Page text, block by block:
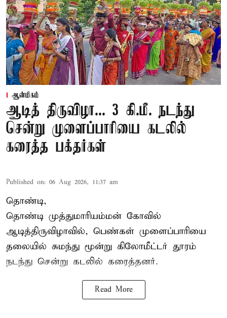
ஆன்மிகம்
ஆடித் திருவிழா... 3 கி.மீ. நடந்து
சென்று முளைப்பாரியை கடலில்
கரைத்த பக்தர்கள்
Published on: 06 Aug 2026, 11:37 am
தொண்டி,
தொண்டி முத்துமாரியம்மன் கோவில்
ஆடித்திருவிழாவில், பெண்கள் முளைப்பாரியை
தலையில் சுமந்து மூன்று கிலோமீட்டர் தூரம்
நடந்து சென்று கடலில் கரைத்தனர்.
Read More